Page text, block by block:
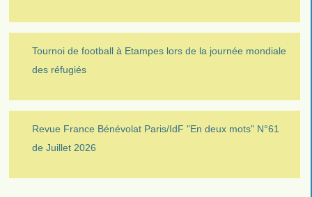
Tournoi de football à Etampes lors de la journée mondiale
des réfugiés
Revue France Bénévolat Paris/IdF "En deux mots" N°61
de Juillet 2026